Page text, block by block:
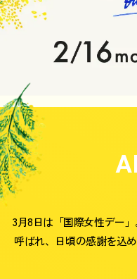
3月8日は「国際女性デー
呼ばれ、日頃の感謝を込